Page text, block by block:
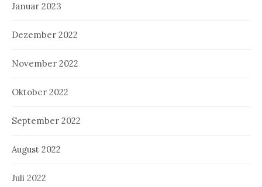
Januar 2023
Dezember 2022
November 2022
Oktober 2022
September 2022
August 2022
Juli 2022